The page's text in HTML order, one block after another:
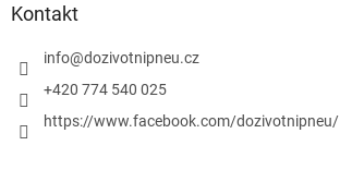
Kontakt
info@dozivotnipneu.cz
+420 774 540 025
https://www.facebook.com/dozivotnipneu/